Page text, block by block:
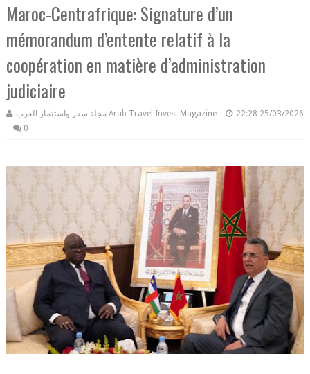
Maroc-Centrafrique: Signature d’un
mémorandum d’entente relatif à la
coopération en matière d’administration
judiciaire
مجلة سفر واستثمار العرب Arab Travel Invest Magazine 22:28 25/03/2026
0